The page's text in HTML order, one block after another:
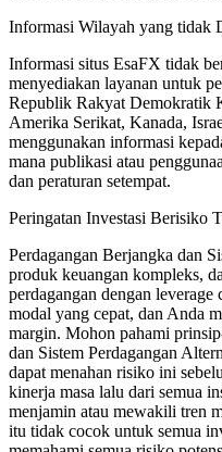
Informasi Wilayah yang tidak
Informasi situs EsaFX tidak
menyediakan layanan untuk
Republik Rakyat Demokratik
Amerika Serikat, Kanada,
menggunakan informasi
mana publikasi atau
dan peraturan setempat.
Peringatan Investasi Berisiko
Perdagangan Berjangka dan
produk keuangan kompleks,
perdagangan dengan
modal yang cepat, dan Anda
margin. Mohon pahami
dan Sistem Perdagangan
dapat menahan risiko ini
kinerja masa lalu dari semua
menjamin atau mewakili tren
itu tidak cocok untuk semua